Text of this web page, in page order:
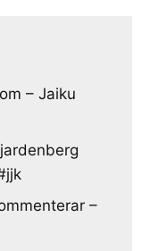
– Jaiku
jardenberg
–